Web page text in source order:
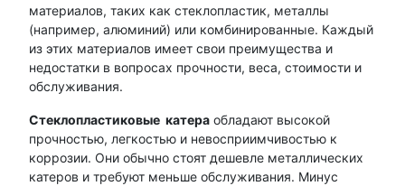
материалов, таких как стеклопластик, металлы
(например, алюминий) или комбинированные. Каждый
из этих материалов имеет свои преимущества и
недостатки в вопросах прочности, веса, стоимости и
обслуживания.
Стеклопластиковые катера обладают высокой
прочностью, легкостью и невосприимчивостью к
коррозии. Они обычно стоят дешевле металлических
катеров и требуют меньше обслуживания. Минус